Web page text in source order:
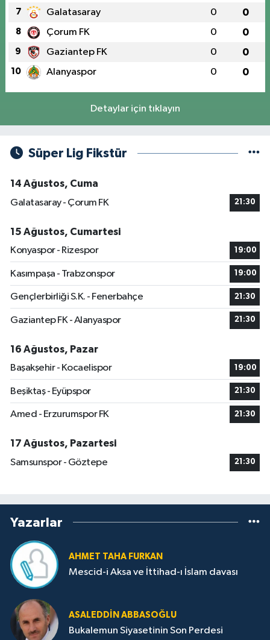
7 Galatasaray 0 0
8 Çorum FK 0 0
9 Gaziantep FK 0 0
10 Alanyaspor 0 0
Detaylar için tıklayın
Süper Lig Fikstür
14 Ağustos, Cuma
Galatasaray - Çorum FK
21:30
15 Ağustos, Cumartesi
Konyaspor - Rizespor
19:00
Kasımpaşa - Trabzonspor 19:00
Gençlerbirliği S.K. - Fenerbahçe 21:30
Gaziantep FK - Alanyaspor 21:30
16 Ağustos, Pazar
Başakşehir - Kocaelispor
19:00
Beşiktaş - Eyüpspor 21:30
Amed - Erzurumspor FK 21:30
17 Ağustos, Pazartesi
Samsunspor - Göztepe
21:30
Yazarlar
AHMET TAHA FURKAN
Mescid-i Aksa ve İttihad-ı İslam davası
ASALEDDIN ABBASOĞLU
Bukalemun Siyasetinin Son Perdesi